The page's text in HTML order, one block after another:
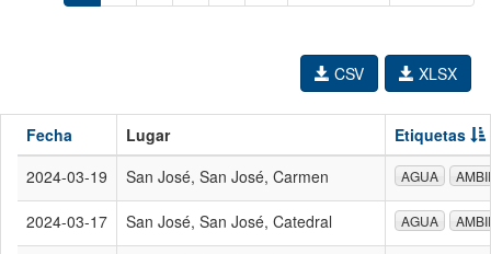
XLSX
CSV
Fecha Lugar
Etiquetas
2024-03-19
San José, San José, Carmen AGUA
2024-03-17 San José, San José, Catedral AGUA